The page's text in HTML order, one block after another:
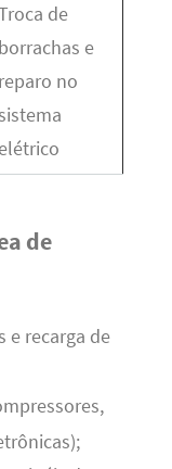
de
borrachas e
reparo no
elétrico
de
e recarga de